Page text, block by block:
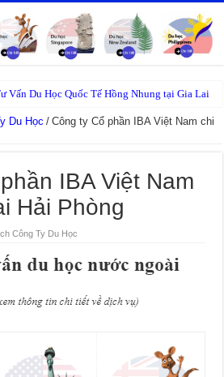
Vấn Du Học Quốc Tế Hồng Nhung tại Gia Lai
Du Học / Công ty Cổ phần IBA Việt Nam chi
IBA Việt Nam
Hải Phòng
Công Ty Du Học